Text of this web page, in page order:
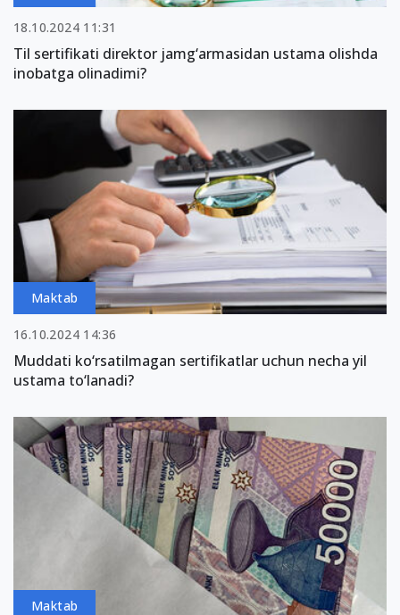
18.10.2024 11:31
Til sertifikati direktor jamg‘armasidan ustama olishda
inobatga olinadimi?
Maktab
16.10.2024 14:36
Muddati ko‘rsatilmagan sertifikatlar uchun necha yil
ustama to‘lanadi?
Maktab